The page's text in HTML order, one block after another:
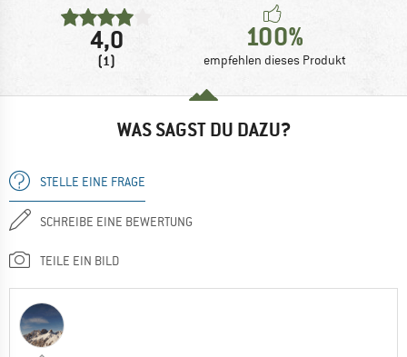
4,0
(1)
100%
empfehlen dieses Produkt
WAS SAGST DU DAZU?
STELLE EINE FRAGE
SCHREIBE EINE BEWERTUNG
TEILE EIN BILD